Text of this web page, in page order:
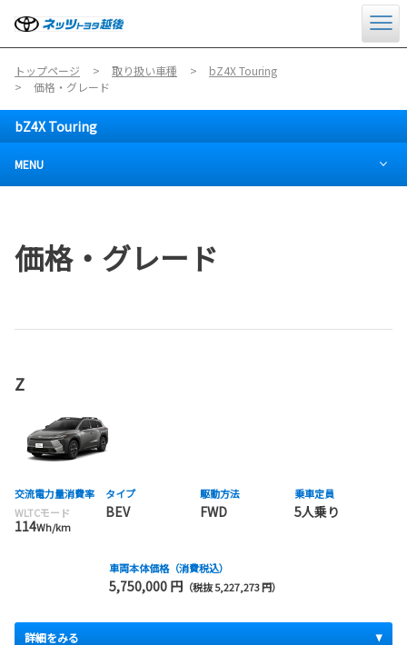
トップページ 取り扱い車種
bZ4X Touring
価格・グレード
bZ4X Touring
MENU
価格・グレード
Z
交流電力量消費率
WLTCモード
114Wh/km
タイプ
BEV
駆動方法
FWD
乗車定員
5人乗り
車両本体価格（消費税込）
5,750,000 円（税抜 5,227,273 円）
詳細をみる